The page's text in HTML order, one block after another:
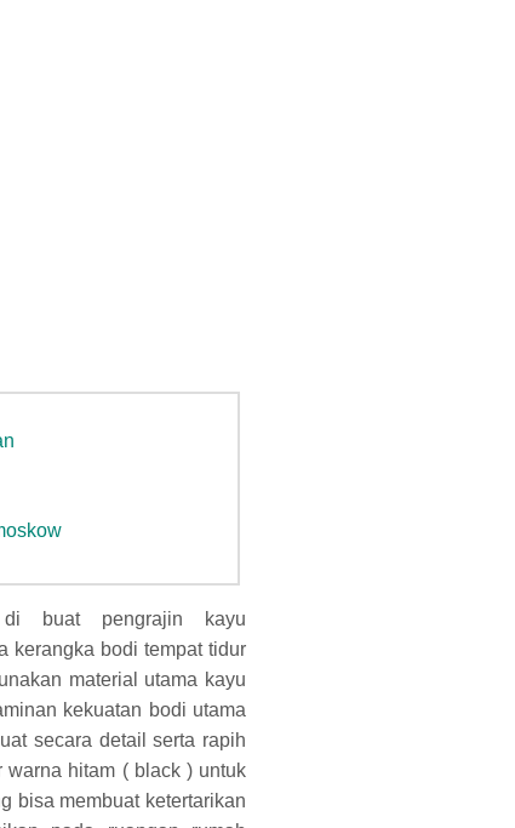
di buat pengrajin kayu
kerangka bodi tempat tidur
material utama kayu
kekuatan bodi utama
secara detail serta rapih
hitam ( black ) untuk
bisa membuat ketertarikan